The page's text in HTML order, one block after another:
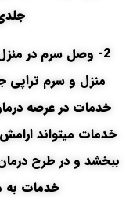
2- وصل سرم در
منزل و سرم تراپی
خدمات در عرصه
خدمات میتواند
ببخشد و در طرح
خدمات به